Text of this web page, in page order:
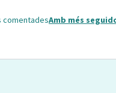
comentadesAmb més